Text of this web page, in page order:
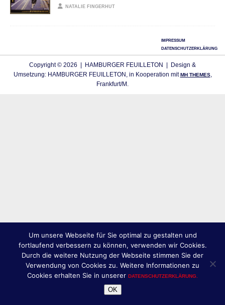
NATALIE FINGERHUT
IMPRESSUM
DATENSCHUTZERKLÄRUNG
Copyright © 2026 | HAMBURGER FEUILLETON | Design &
Umsetzung: HAMBURGER FEUILLETON, in Kooperation mitMH THEMES,
Frankfurt/M.
Um unsere Webseite für Sie optimal zu gestalten und
fortlaufend verbessern zu können, verwenden wir Cookies.
Durch die weitere Nutzung der Webseite stimmen Sie der
Verwendung von Cookies zu. Weitere Informationen zu
Cookies erhalten Sie in unserer DATENSCHUTZERKLÄRUNG.
OK